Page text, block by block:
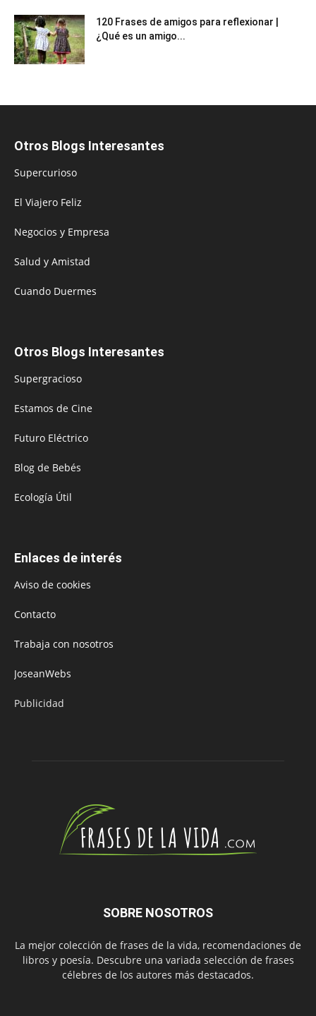
120 Frases de amigos para reflexionar |
¿Qué es un amigo...
Otros Blogs Interesantes
Supercurioso
El Viajero Feliz
Negocios y Empresa
Salud y Amistad
Cuando Duermes
Otros Blogs Interesantes
Supergracioso
Estamos de Cine
Futuro Eléctrico
Blog de Bebés
Ecología Útil
Enlaces de interés
Aviso de cookies
Contacto
Trabaja con nosotros
JoseanWebs
Publicidad
SOBRE NOSOTROS
La mejor colección de frases de la vida, recomendaciones de
libros y poesía. Descubre una variada selección de frases
célebres de los autores más destacados.